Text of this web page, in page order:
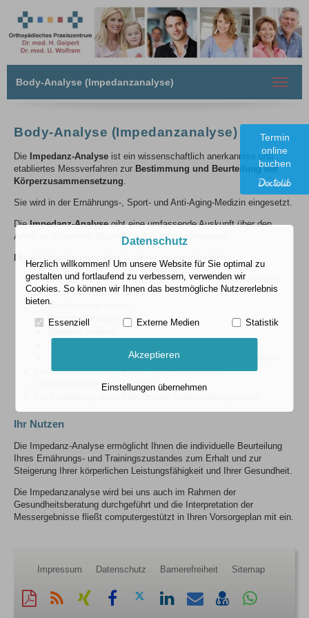
Body-Analyse (Impedanzanalyse)
Toggle
Body-Analyse (Impedanzanalyse)
Die Impedanz-Analyse ist ein wissenschaftlich anerkanntes und
etabliertes Messverfahren zur Bestimmung und Beurteilung der
Körperzusammensetzung.
Sie wird in der Ernährungs-, Sport- und Anti-Aging-Medizin eingesetzt.
DieImpedanz-Analysegibt eine umfassende Auskunft über den
Anteil an Körperfett, Muskelmasse und Körperwasser.
Die elektrische Impedanz-Analyse ist erforderlich:
zur Bestimmung des Ernährungs- und Trainingszustands bei:
Sport und Rehabilitation
Abnehmprogrammen
Herzerkrankungen
Alterungsprozessen - Bestimmung des Vitalitätsoptimums
zur Verlaufsbeurteilung des Trainingsprogramms
zur Optimierung des Trainings
Ihr Nutzen
Die Impedanz-Analyse ermöglicht Ihnen die individuelle Beurteilung
Ihres Ernährungs- und Trainingszustandes zum Erhalt und zur
Steigerung Ihrer körperlichen Leistungsfähigkeit und Ihrer Gesundheit.
Die Impedanzanalyse wird bei uns auch im Rahmen der
Gesundheitsberatung durchgeführt und die Interpretation der
Messergebnisse fließt computergestützt in Ihren Vorsorgeplan mit ein.
Termin
online
buchen
Impressum Datenschutz Barrierefreiheit Sitemap
Diese
Seite
RSS-
Feed
Auf
Xing
Auf
Facebook
Auf
Twitter
Auf
LinkedIn
Per
Mail
vCard
speichern
Datenschutz
Herzlich willkommen! Um unsere Website für Sie optimal zu
gestalten und fortlaufend zu verbessern, verwenden wir
Cookies. So können wir Ihnen das bestmögliche Nutzererlebnis
bieten.
Essenziell Externe Medien Statistik
Akzeptieren
Einstellungen übernehmen